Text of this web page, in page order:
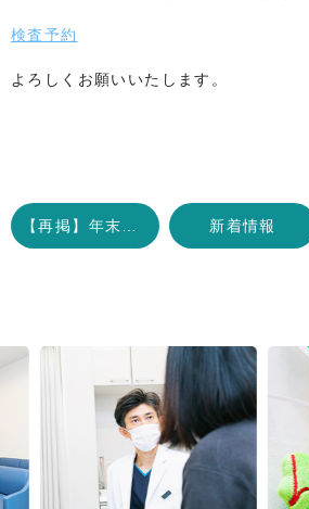
検査予約
よろしくお願いいたします。
新着情報